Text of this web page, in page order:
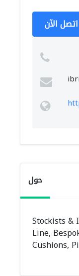
اتصل الآن
حول
Stockists &
Line,
Cushions,